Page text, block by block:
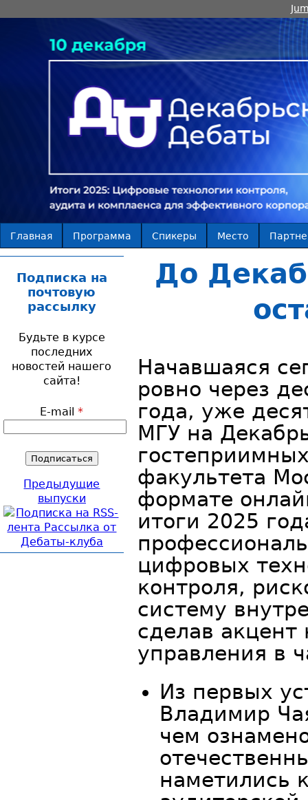
Главная Программа Спикеры Место
До
Начавшаяся
ровно через
года, уже
МГУ на
факультета
формате
итоги 2025
цифровых
контроля,
систему
сделав акцент
управления в
Из первых
Владимир
чем
наметились
Подписка на
почтовую
рассылку
Будьте в курсе
последних
новостей нашего
сайта!
E-mail*
Предыдущие
выпуски